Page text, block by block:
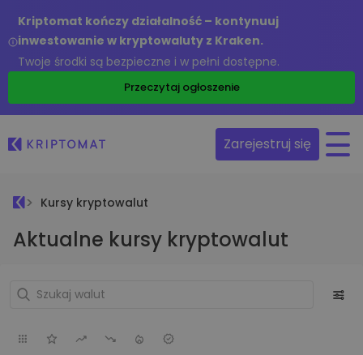
Kriptomat kończy działalność – kontynuuj
inwestowanie w kryptowaluty z Kraken.
Twoje środki są bezpieczne i w pełni dostępne.
Przeczytaj ogłoszenie
Zarejestruj się
Kursy kryptowalut
Aktualne kursy kryptowalut